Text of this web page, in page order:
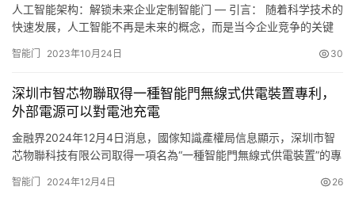
人工智能架构：解锁未来企业定制智能门 — 引言： 随着科学技术的
快速发展，人工智能不再是未来的概念，而是当今企业竞争的关键
智能架构已经成为企业和相关人员的首要任务。作为百家人工智能
人提供一站式的专业服务。在本文中，我们将讨论人工智能…
智能门 2023年10月24日 30
深圳市智芯物聯取得一種智能門無線式供電裝置專利，
外部電源可以對電池充電
金融界2024年12月4日消息，國傢知識產權局信息顯示，深圳市智
芯物聯科技有限公司取得一項名為“一種智能門無線式供電裝置”的專
專利摘要顯示，本實用新型公開瞭一種智能門無線式供電裝置，包
智能门 2024年12月4日 26